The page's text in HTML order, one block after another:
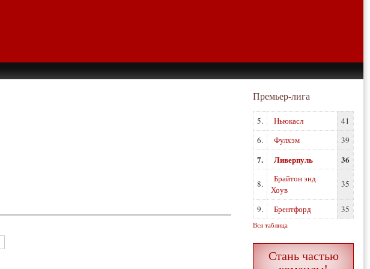
Премьер-лига
5. Ньюкасл
41
6.
Фулхэм 39
7. Ливерпуль 36
8.
Брайтон энд
Хоув
35
9. Брентфорд 35
Вся таблица
Стань частью